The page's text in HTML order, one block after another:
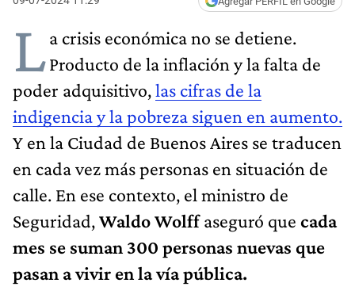
La crisis económica no se detiene.
Producto de la inflación y la falta de
poder adquisitivo,las cifras de la
indigencia y la pobreza siguen en aumento.
Y en la Ciudad de Buenos Aires se traducen
en cada vez más personas en situación de
calle. En ese contexto, el ministro de
Seguridad,Waldo Wolffaseguró que cada
mes se suman 300 personas nuevas que
pasan a vivir en la vía pública.